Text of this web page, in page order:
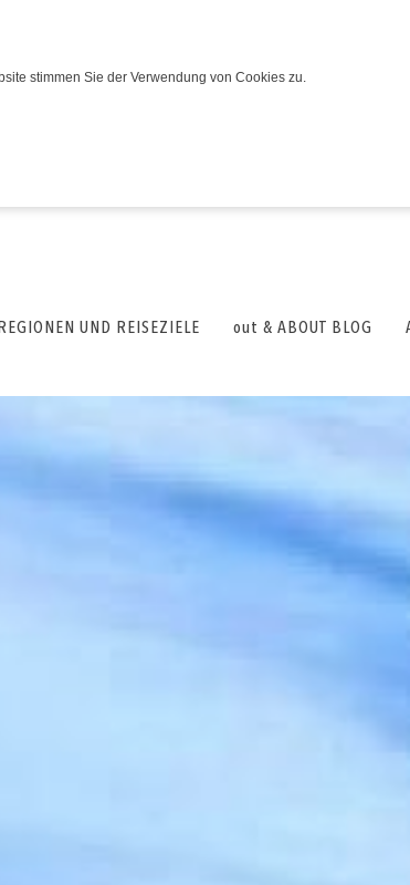
stimmen Sie der Verwendung von Cookies zu.
REGIONEN UND REISEZIELE out & ABOUT BLOG